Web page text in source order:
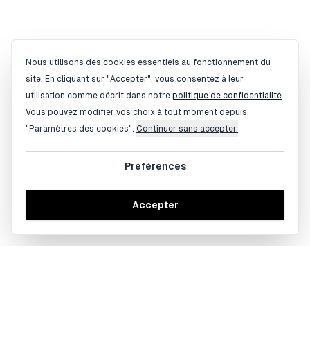
Gestion des cookies
Nous utilisons des cookies essentiels au fonctionnement du
site. En cliquant sur "Accepter", vous consentez à leur
utilisation comme décrit dans notre politique de confidentialité.
Vous pouvez modifier vos choix à tout moment depuis
"Paramètres des cookies". Continuer sans accepter.
Préférences
Accepter